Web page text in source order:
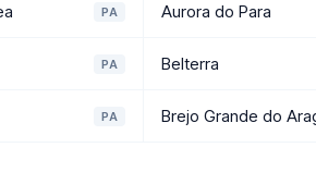
PA Aurora do Para
PA Belterra
PA Brejo Grande do